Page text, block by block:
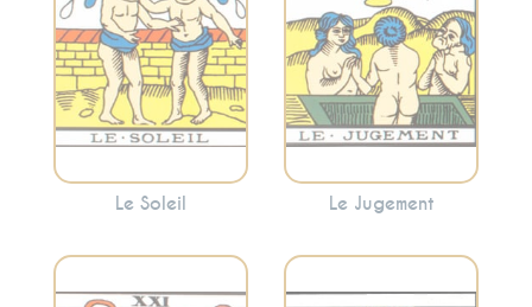
embrasser la
lumière.
Le Soleil
réflexion et de
renaissance
personnelle.
Le Jugement